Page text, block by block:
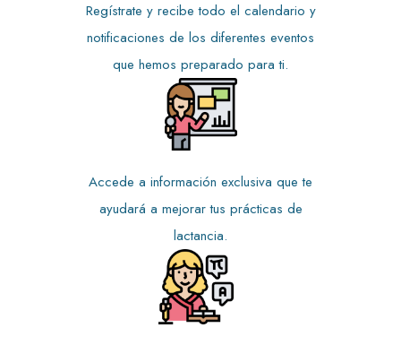
Regístrate y recibe todo el calendario y
notificaciones de los diferentes eventos
que hemos preparado para ti.
Accede a información exclusiva que te
ayudará a mejorar tus prácticas de
lactancia.